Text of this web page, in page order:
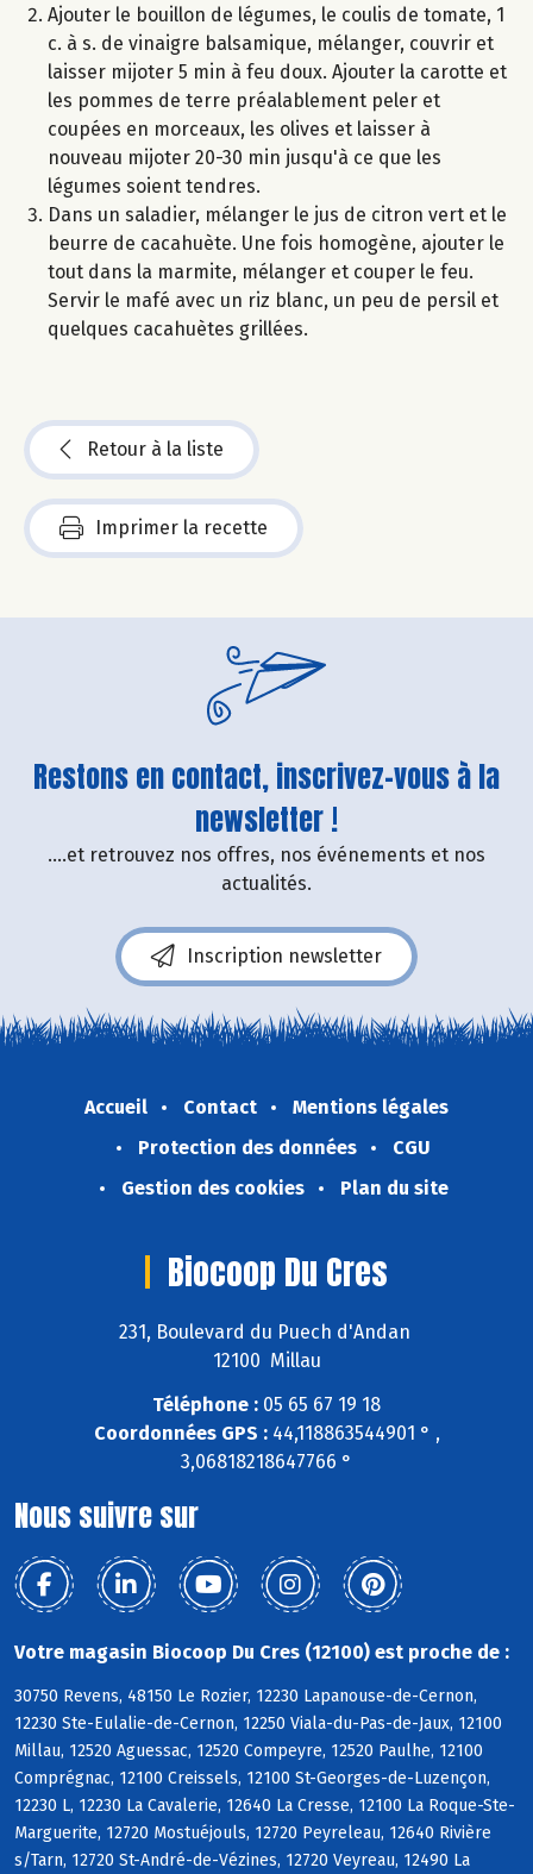
Ajouter le bouillon de légumes, le coulis de tomate, 1
c. à s. de vinaigre balsamique, mélanger, couvrir et
laisser mijoter 5 min à feu doux. Ajouter la carotte et
les pommes de terre préalablement peler et
coupées en morceaux, les olives et laisser à
nouveau mijoter 20-30 min jusqu'à ce que les
légumes soient tendres.
Dans un saladier, mélanger le jus de citron vert et le
beurre de cacahuète. Une fois homogène, ajouter le
tout dans la marmite, mélanger et couper le feu.
Servir le mafé avec un riz blanc, un peu de persil et
quelques cacahuètes grillées.
Retour à la liste
Imprimer la recette
Restons en contact, inscrivez-vous à la
newsletter !
....et retrouvez nos offres, nos événements et nos
actualités.
Inscription newsletter
Accueil Contact
Mentions légales
Protection des données
CGU
Gestion des cookies
Plan du site
Biocoop Du Cres
231, Boulevard du Puech d'Andan
12100 Millau
Téléphone : 05 65 67 19 18
Coordonnées GPS :44,118863544901 ° ,
3,06818218647766 °
Nous suivre sur
Votre magasin Biocoop Du Cres (12100) est proche de :
30750 Revens, 48150 Le Rozier, 12230 Lapanouse-de-Cernon,
12230 Ste-Eulalie-de-Cernon, 12250 Viala-du-Pas-de-Jaux, 12100
Millau, 12520 Aguessac, 12520 Compeyre, 12520 Paulhe, 12100
Comprégnac, 12100 Creissels, 12100 St-Georges-de-Luzençon,
12230 L, 12230 La Cavalerie, 12640 La Cresse, 12100 La Roque-Ste-
Marguerite, 12720 Mostuéjouls, 12720 Peyreleau, 12640 Rivière
s/Tarn, 12720 St-André-de-Vézines, 12720 Veyreau, 12490 La